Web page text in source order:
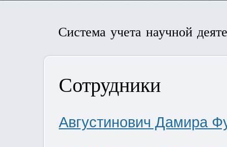
Система учета научной
Сотрудники
Августинович Дамира